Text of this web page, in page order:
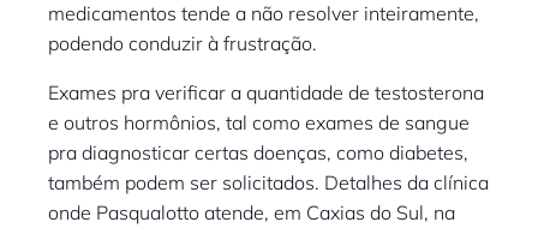
medicamentos tende a não resolver inteiramente,
podendo conduzir à frustração.
Exames pra verificar a quantidade de testosterona
e outros hormônios, tal como exames de sangue
pra diagnosticar certas doenças, como diabetes,
também podem ser solicitados. Detalhes da clínica
onde Pasqualotto atende, em Caxias do Sul, na